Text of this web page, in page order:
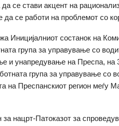
се стави акцент на
да се работи на проблемот со
Иницијалниот состанок на
група за управување со
и унапредување на Преспа, на
група за управување со
на Преспанскиот регион меѓу
за нацрт-Патоказот за